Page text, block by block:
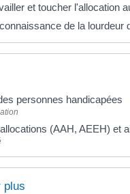
et toucher l'allocation
de la
personnes handicapées
(AAH, AEEH) et
plus